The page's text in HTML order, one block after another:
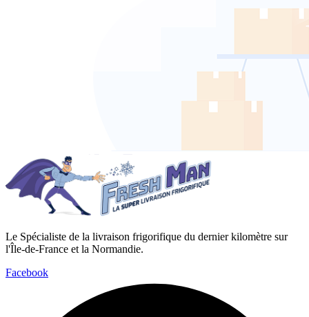
Le Spécialiste de la livraison frigorifique du dernier kilomètre sur
l'Île-de-France et la Normandie.
Facebook